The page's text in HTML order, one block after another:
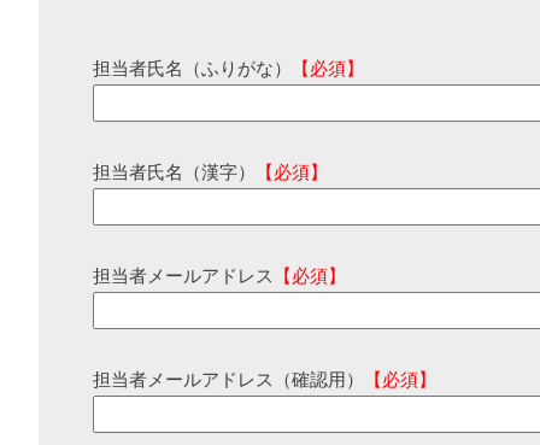
担当者氏名（ふりがな） 【必須】
担当者氏名（漢字） 【必須】
担当者メールアドレス 【必須】
担当者メールアドレス（確認用） 【必須】